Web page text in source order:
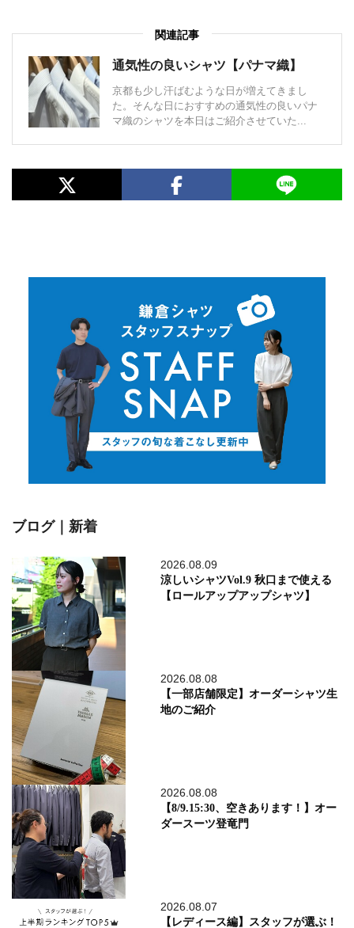
関連記事
通気性の良いシャツ【パナマ織】
京都も少し汗ばむような日が増えてきまし
た。そんな日におすすめの通気性の良いパナ
マ織のシャツを本日はご紹介させていた...
ブログ｜新着
2026.08.09
涼しいシャツVol.9 秋口まで使える
【ロールアップアップシャツ】
2026.08.08
【一部店舗限定】オーダーシャツ生
地のご紹介
2026.08.08
【8/9.15:30、空きあります！】オー
ダースーツ登竜門
2026.08.07
【レディース編】スタッフが選ぶ！